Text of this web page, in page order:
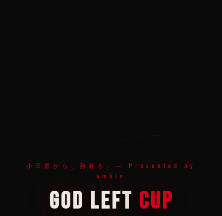
小田原から、熱狂を。— Presented by
ambio
GOD LEFT CUP